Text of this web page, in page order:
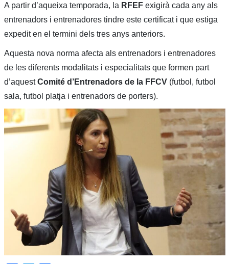
A partir d’aqueixa temporada, la RFEFexigirà cada any als
entrenadors i entrenadores tindre este certificat i que estiga
expedit en el termini dels tres anys anteriors.
Aquesta nova norma afecta als entrenadors i entrenadores
de les diferents modalitats i especialitats que formen part
d’aquestComité d’Entrenadors de la FFCV(futbol, futbol
sala, futbol platja i entrenadors de porters).